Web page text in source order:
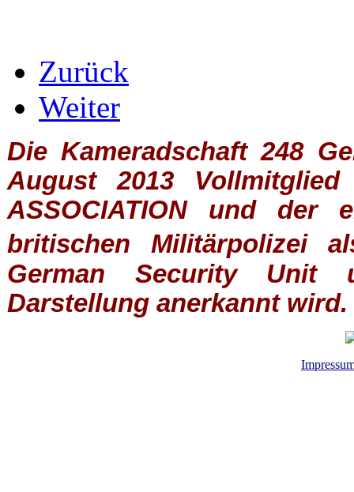
Zurück
Weiter
Die Kameradschaft 248
August 2013
ASSOCIATIONund der
britischen
Militärpolizei
German Security Unit
Darstellung anerkannt wird.